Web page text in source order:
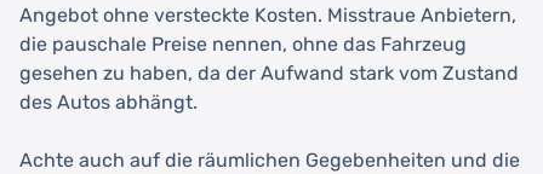
Angebot ohne versteckte Kosten. Misstraue Anbietern,
die pauschale Preise nennen, ohne das Fahrzeug
gesehen zu haben, da der Aufwand stark vom Zustand
des Autos abhängt.
Achte auch auf die räumlichen Gegebenheiten und die